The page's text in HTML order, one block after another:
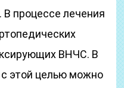
процессе лечения
ВНЧС. В
этой целью можно